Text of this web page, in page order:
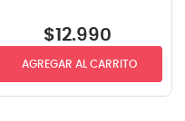
$12.990
AGREGAR AL CARRITO